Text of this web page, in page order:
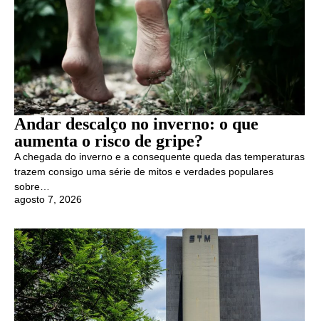
Andar descalço no inverno: o que
aumenta o risco de gripe?
A chegada do inverno e a consequente queda das temperaturas
trazem consigo uma série de mitos e verdades populares
sobre…
agosto 7, 2026